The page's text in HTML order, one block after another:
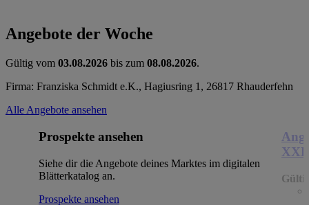
Angebote der Woche
Gültig vom 03.08.2026 bis zum 08.08.2026.
Firma: Franziska Schmidt e.K., Hagiusring 1, 26817 Rhauderfehn
Alle Angebote ansehen
Prospekte ansehen
Siehe dir die Angebote deines Marktes im digitalen
Blätterkatalog an.
Prospekte ansehen
XXL